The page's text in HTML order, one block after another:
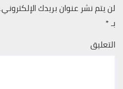
لن يتم نشر عنوان بريدك الإلكتروني.
بـ*
التعليق